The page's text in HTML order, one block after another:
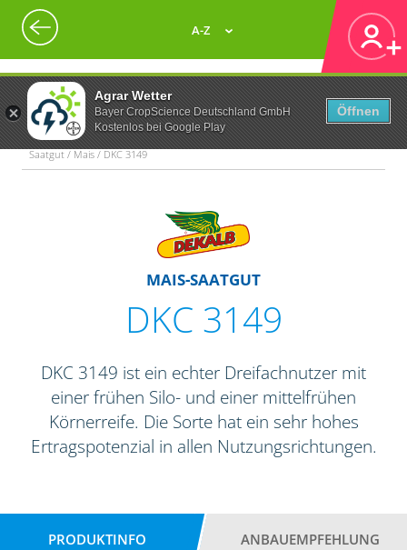
Agrar Wetter
Bayer CropScience Deutschland GmbH
Kostenlos bei Google Play
Öffnen
A-Z
Saatgut / Mais / DKC 3149
MAIS-SAATGUT
DKC 3149
DKC 3149 ist ein echter Dreifachnutzer mit
einer frühen Silo- und einer mittelfrühen
Körnerreife. Die Sorte hat ein sehr hohes
Ertragspotenzial in allen Nutzungsrichtungen.
PRODUKTINFO ANBAUEMPFEHLUNG